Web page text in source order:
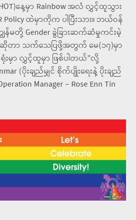
နေ့မှာ Rainbow အလံ လွှင့်ထူသွား
ထဲမှာကိုက ပါပြီးသား။ ဘယ်ဝန်
တို့ Gender ခွဲခြားဆက်ဆံမှုကင်းမဲ့
တာ သက်သေပြဖို့အတွက် မေ(၁၇)မှာ
းမှာ လွှင့်ထူမှာ ဖြစ်ပါတယ်”လို့
(ပိုးချည်မျှင် စိုက်ပျိုးရေးနဲ့ ပိုးချည်
Manager – Rose Enn Tin